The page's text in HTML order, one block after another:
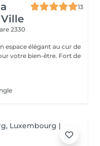
13
2330
espace élégant au cur de
bien-être. Fort de